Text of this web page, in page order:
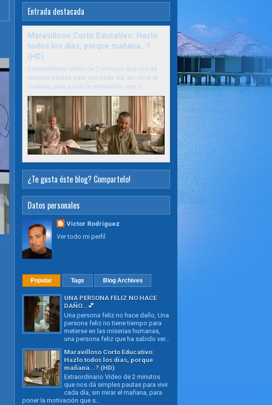
Entrada destacada
Maravilloso Corto Educativo: Hazlo
todos los días, porque mañana...?
(HD)
Extraordinario Video de 2 minutos que nos dá
simples pautas para vivir cada día, sin mirar el
mañana, para poner la motivación que s...
¿Te gusta éste blog? Compartelo!
Datos personales
Victor Rodríguez
Ver todo mi perfil
Popular Tags Blog Archives
UNA PERSONA FELIZ NO HACE
DAÑO...💕
Una persona feliz no hace daño, Una
persona feliz no tiene tiempo para
meterse en las miserias humanas,
una persona feliz que ha sabido ver...
Maravilloso Corto Educativo:
Hazlo todos los días, porque
mañana...? (HD)
Extraordinario Video de 2 minutos
que nos dá simples pautas para vivir
cada día, sin mirar el mañana, para
poner la motivación que s...